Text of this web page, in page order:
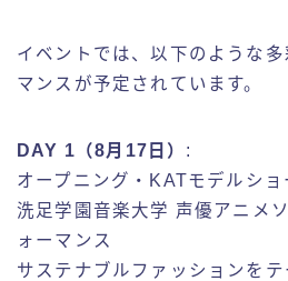
イベントでは、以下のような
マンスが予定されています。
DAY 1（8月17日） :
オープニング・KATモデルショ
洗足学園音楽大学 声優アニメ
ォーマンス
サステナブルファッションを